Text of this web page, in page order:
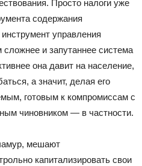
Просто налоги уже
содержания
инструмент управления
и запутаннее система
она давит на население,
а значит, делая его
готовым к компромиссам с
чиновником — в частности.
мешают
капитализировать свои